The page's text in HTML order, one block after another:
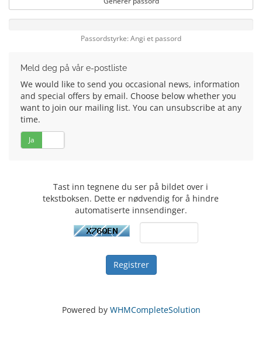
Passordstyrke: Angi et passord
Meld deg på vår e-postliste
We would like to send you occasional news, information
and special offers by email. Choose below whether you
want to join our mailing list. You can unsubscribe at any
time.
Ja
Tast inn tegnene du ser på bildet over i
tekstboksen. Dette er nødvendig for å hindre
automatiserte innsendinger.
Powered by WHMCompleteSolution